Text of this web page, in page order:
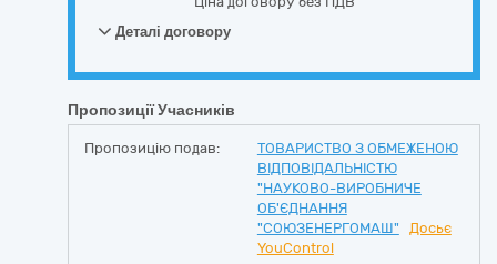
Деталі договору
Пропозиції Учасників
Пропозицію подав:
ТОВАРИСТВО З ОБМЕЖЕНОЮ
ВІДПОВІДАЛЬНІСТЮ
"НАУКОВО-ВИРОБНИЧЕ
ОБ'ЄДНАННЯ
"СОЮЗЕНЕРГОМАШ"
Досьє
YouControl